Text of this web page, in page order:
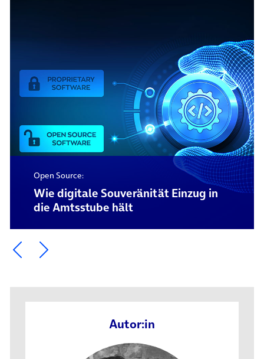
Open Source:
Wie digitale Souveränität Einzug in
die Amtsstube hält
Ein Element zurück blättern
Ein Element weiter blättern
Autor:in